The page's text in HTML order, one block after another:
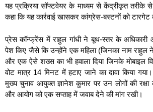
यह प्रक्रिया सॉफ्टवेयर के माध्यम से केंद्रीकृत तरीके
कहा कि यह कार्रवाई खासकर कांग्रेस-बस्टनों को टारगेट
प्रेस कॉन्फ्रेंस में राहुल गांधी ने बूथ-स्तर के अधिकारी
पेश किए जैसे कि उन्होंने एक महिला (जिनका नाम राहुल
और एक ऐसे शख्स का भी हवाला दिया जिनके मोबाइल
वोट मात्र 14 मिनट में हटाए जाने का दावा किया
मुख्य चुनाव आयुक्त ज्ञानेश कुमार पर उन लोगों की
और आयोग को एक सप्ताह में जवाब देने की मांग रखी।